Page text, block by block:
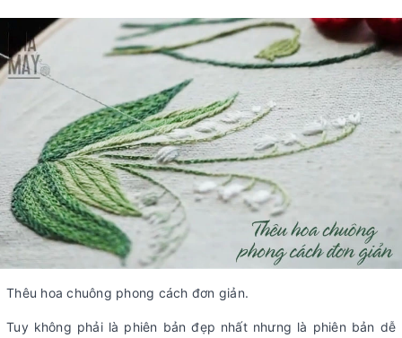
Thêu hoa chuông phong cách đơn giản.
Tuy không phải là phiên bản đẹp nhất nhưng là phiên bản dễ